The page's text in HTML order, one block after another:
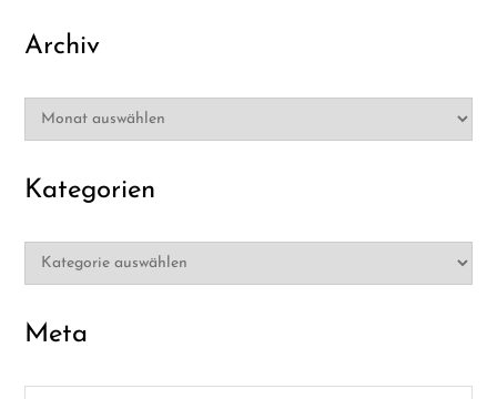
Archiv
Archiv
Kategorien
Kategorien
Meta